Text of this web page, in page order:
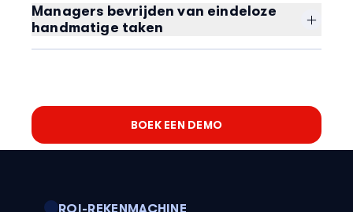
elk moment biedingen en verzoeken aanpassen en
Calabrio optimaliseert de serviceniveaus met een
automatische herberekening voor elke vaardigheid en
Managers bevrijden van eindeloze
handmatige taken
gebaseerde aanpak.
BOEK EEN DEMO
ROI-REKENMACHINE